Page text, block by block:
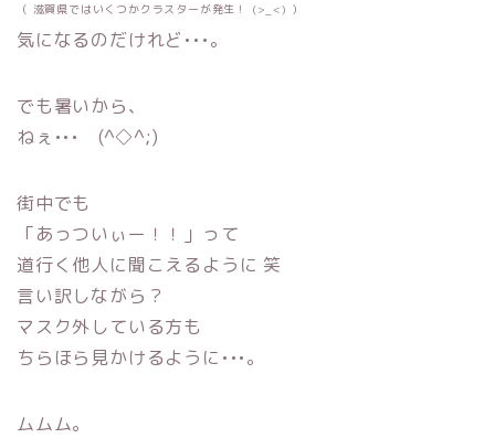
（ 滋賀県ではいくつかクラスターが発生！ (>_<) ）
気になるのだけれど•••。
でも暑いから、
ねぇ••• (^◇^;)
街中でも
「あっついぃー！！」って
道行く他人に聞こえるように 笑
言い訳しながら？
マスク外している方も
ちらほら見かけるように•••。
ムムム。